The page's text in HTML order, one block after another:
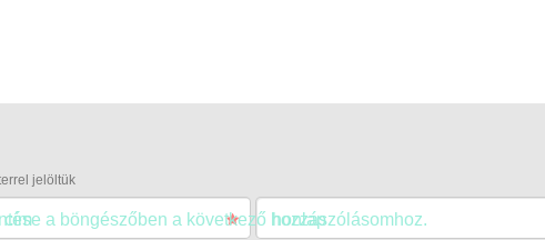
jelöltük
cím honlap
a böngészőben a következő hozzászólásomhoz.